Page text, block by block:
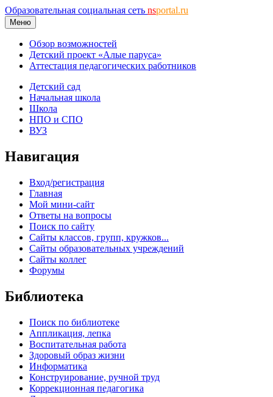
Образовательная социальная сеть nsportal.ru
Меню
Обзор возможностей
Детский проект «Алые паруса»
Аттестация педагогических работников
Детский сад
Начальная школа
Школа
НПО и СПО
ВУЗ
Навигация
Вход/регистрация
Главная
Мой мини-сайт
Ответы на вопросы
Поиск по сайту
Сайты классов, групп, кружков...
Сайты образовательных учреждений
Сайты коллег
Форумы
Библиотека
Поиск по библиотеке
Аппликация, лепка
Воспитательная работа
Здоровый образ жизни
Информатика
Конструирование, ручной труд
Коррекционная педагогика